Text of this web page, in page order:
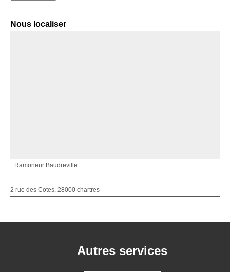
Nous localiser
Ramoneur Baudreville
2 rue des Cotes, 28000 chartres
Autres services